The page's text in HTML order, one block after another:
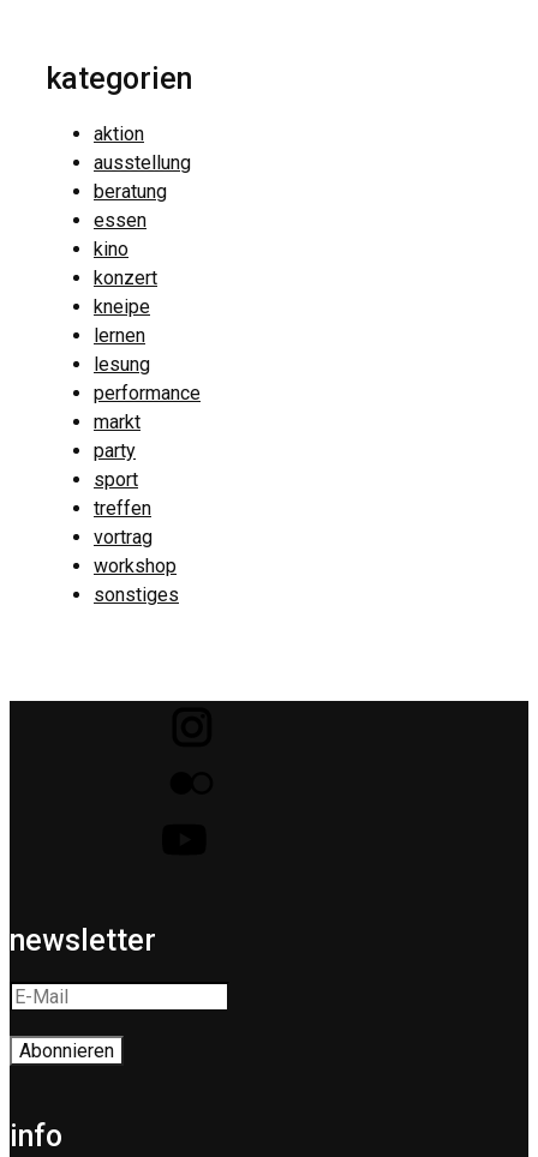
kategorien
aktion
ausstellung
beratung
essen
kino
konzert
kneipe
lernen
lesung
performance
markt
party
sport
treffen
vortrag
workshop
sonstiges
newsletter
info